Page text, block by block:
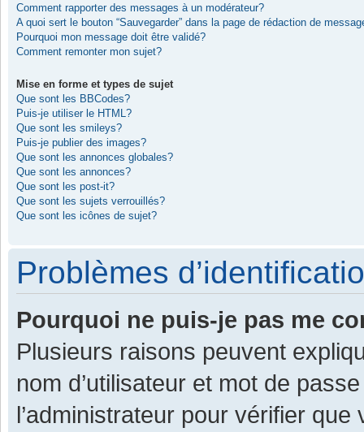
Comment rapporter des messages à un modérateur?
A quoi sert le bouton “Sauvegarder” dans la page de rédaction de
Pourquoi mon message doit être validé?
Comment remonter mon sujet?
Mise en forme et types de sujet
Que sont les BBCodes?
Puis-je utiliser le HTML?
Que sont les smileys?
Puis-je publier des images?
Que sont les annonces globales?
Que sont les annonces?
Que sont les post-it?
Que sont les sujets verrouillés?
Que sont les icônes de sujet?
Problèmes
Pourquoi ne puis-je pas me
Plusieurs raisons peuvent
nom d’utilisateur et mot de
l’administrateur pour vérifier